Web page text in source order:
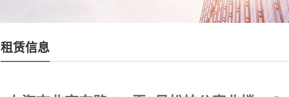
租赁信息